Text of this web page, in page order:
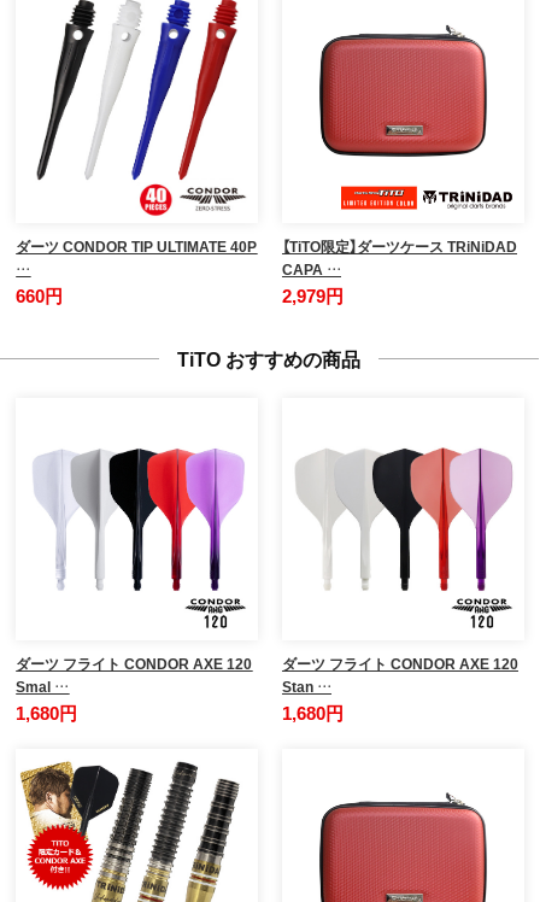
ダーツ CONDOR TIP ULTIMATE 40P
…
660円
【TiTO限定】ダーツケース TRiNiDAD
CAPA …
2,979円
TiTO おすすめの商品
ダーツ フライト CONDOR AXE 120
Smal …
1,680円
ダーツ フライト CONDOR AXE 120
Stan …
1,680円